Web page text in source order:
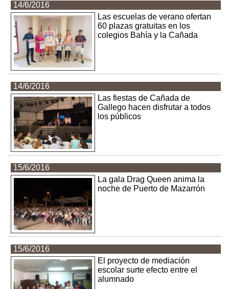
14/6/2016
Las escuelas de verano ofertan
60 plazas gratuitas en los
colegios Bahía y la Cañada
14/6/2016
Las fiestas de Cañada de
Gallego hacen disfrutar a todos
los públicos
15/6/2016
La gala Drag Queen anima la
noche de Puerto de Mazarrón
15/6/2016
El proyecto de mediación
escolar surte efecto entre el
alumnado